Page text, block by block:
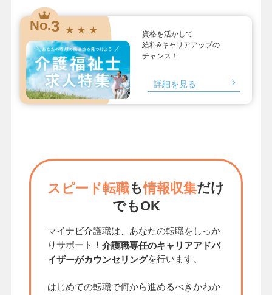
No.3 ★ ★ ★
資格を活かして
給料&キャリアアップの
チャンス！
詳細を見る
スピード転職も情報収集だけ
でもOK
マイナビ介護職は、あなたの転職をしっか
りサポート！ 介護職専任のキャリアアドバ
イザーがカウンセリングを行います。
はじめての転職で何から進めるべきかわか